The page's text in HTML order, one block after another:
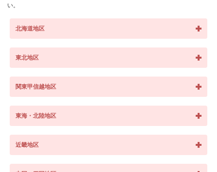
い。
北海道地区
東北地区
関東甲信越地区
東海・北陸地区
近畿地区